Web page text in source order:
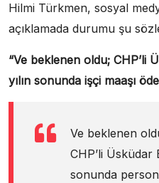
Hilmi Türkmen, sosyal
açıklamada durumu şu
“Ve beklenen oldu; CHP’li
yılın sonunda işçi maaşı
Ve beklenen
CHP’li Üsküdar
sonunda